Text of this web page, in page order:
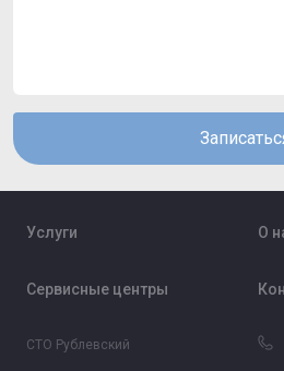
Услуги О
Сервисные центры
СТО Рублевский